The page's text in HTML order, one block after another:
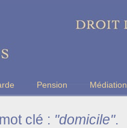
Paris
Pension Médiation
clé : "domicile".